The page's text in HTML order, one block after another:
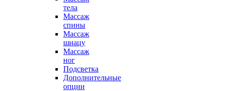
тела
Массаж
спины
Массаж
шиацу
Массаж
ног
Подсветка
Дополнительные
опции